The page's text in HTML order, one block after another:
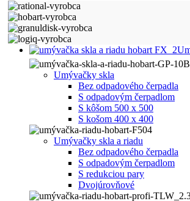
Umývačky skla
Bez odpadového čerpadla
S odpadovým čerpadlom
S kôšom 500 x 500
S košom 400 x 400
Umývačky skla a riadu
Bez odpadového čerpadla
S odpadovým čerpadlom
S redukciou pary
Dvojúrovňové